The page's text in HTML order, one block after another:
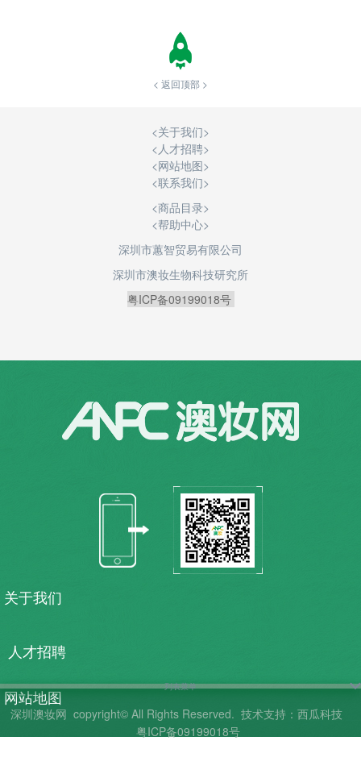
< 返回顶部 >
<关于我们>
< 人才招聘>
<网站地图>
<联系我们>
<商品目录>
<帮助中心>
深圳市蕙智贸易有限公司
深圳市澳妆生物科技研究所
粤ICP备09199018号
关于我们
人才招聘
网站地图
联系我们
列表菜单
深圳澳妆网 copyright© All Rights Reserved. 技术支持：西瓜科技
粤ICP备09199018号